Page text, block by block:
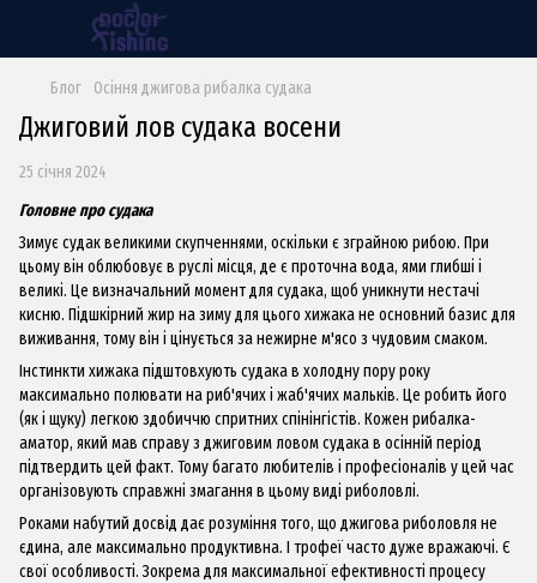
Блог Осіння джигова рибалка судака
Джиговий лов судака восени
25 січня 2024
Головне про судака
Зимує судак великими скупченнями, оскільки є зграйною рибою. При
цьому він облюбовує в руслі місця, де є проточна вода, ями глибші і
великі. Це визначальний момент для судака, щоб уникнути нестачі
кисню. Підшкірний жир на зиму для цього хижака не основний базис для
виживання, тому він і цінується за нежирне м'ясо з чудовим смаком.
Інстинкти хижака підштовхують судака в холодну пору року
максимально полювати на риб'ячих і жаб'ячих мальків. Це робить його
(як і щуку) легкою здобиччю спритних спінінгістів. Кожен рибалка-
аматор, який мав справу з джиговим ловом судака в осінній період
підтвердить цей факт. Тому багато любителів і професіоналів у цей час
організовують справжні змагання в цьому виді риболовлі.
Роками набутий досвід дає розуміння того, що джигова риболовля не
єдина, але максимально продуктивна. І трофеї часто дуже вражаючі. Є
свої особливості. Зокрема для максимальної ефективності процесу